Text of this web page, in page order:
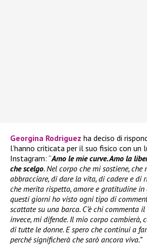
Georgina Rodriguez ha deciso di
l’hanno criticata per il suo fisico con un
Instagram: “Amo le mie curve. Amo la
che scelgo. Nel corpo che mi sostiene, che
abbracciare, di dare la vita, di cadere e di
che merita rispetto, amore e gratitudine in
questi giorni ho visto ogni tipo di
scattate su una barca. C’è chi commenta
invece, mi difende. Il mio corpo cambierà,
di tutte le donne. E spero che continui a
perché significherà che sarò ancora viva.”